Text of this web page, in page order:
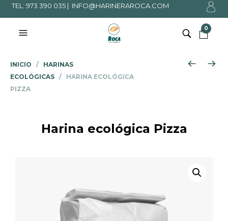
TEL: 973 390 035 | INFO@HARINERAROCA.COM
0
INICIO / HARINAS
ECOLÓGICAS / HARINA ECOLÓGICA
PIZZA
Harina ecológica Pizza